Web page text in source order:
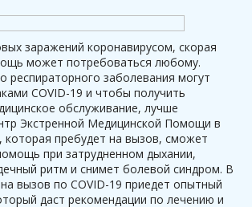
заражений коронавирусом, скорая
может потребоваться любому.
заболевания могут
COVID-19 и чтобы получить
обслуживание, лучше
Экстренной Медицинской Помощи в
которая пребудет на вызов, сможет
при затрудненном дыхании,
ритм и снимет болевой синдром. В
вызов по COVID-19 приедет опытный
даст рекомендации по лечению и